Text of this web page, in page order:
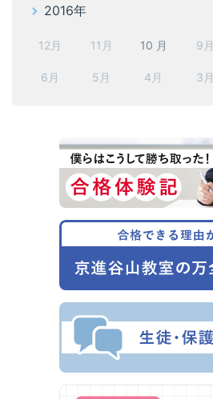
2016年
12月 11月 10 月 9月
6月 5月 4月 3月